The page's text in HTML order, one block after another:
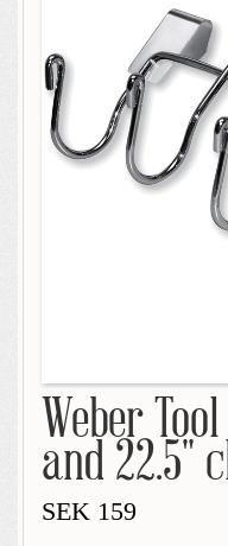
Weber
and 22.5"
SEK 159